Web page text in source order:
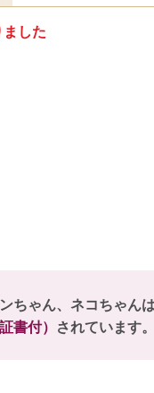
した
ちゃん、ネコちゃんは
書付） されています。